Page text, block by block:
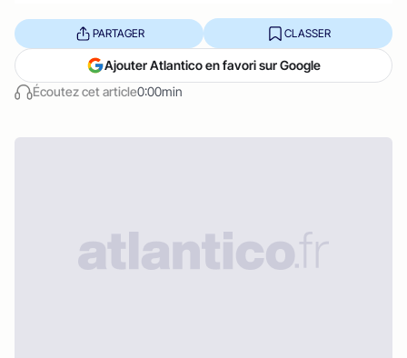
Écoutez cet article0:00min
PARTAGER CLASSER
Ajouter Atlantico en favori sur Google